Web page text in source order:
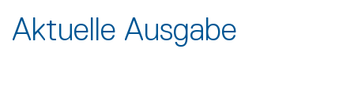
Aktuelle Ausgabe